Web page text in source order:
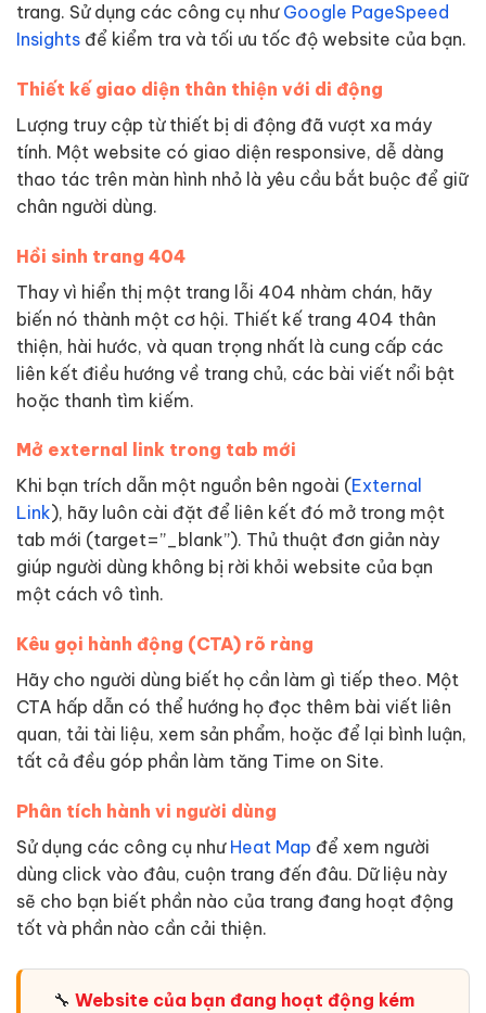
trang. Sử dụng các công cụ như Google PageSpeed
Insights để kiểm tra và tối ưu tốc độ website của bạn.
Thiết kế giao diện thân thiện với di động
Lượng truy cập từ thiết bị di động đã vượt xa máy
tính. Một website có giao diện responsive, dễ dàng
thao tác trên màn hình nhỏ là yêu cầu bắt buộc để giữ
chân người dùng.
Hồi sinh trang 404
Thay vì hiển thị một trang lỗi 404 nhàm chán, hãy
biến nó thành một cơ hội. Thiết kế trang 404 thân
thiện, hài hước, và quan trọng nhất là cung cấp các
liên kết điều hướng về trang chủ, các bài viết nổi bật
hoặc thanh tìm kiếm.
Mở external link trong tab mới
Khi bạn trích dẫn một nguồn bên ngoài (External
Link), hãy luôn cài đặt để liên kết đó mở trong một
tab mới (target=”_blank”). Thủ thuật đơn giản này
giúp người dùng không bị rời khỏi website của bạn
một cách vô tình.
Kêu gọi hành động (CTA) rõ ràng
Hãy cho người dùng biết họ cần làm gì tiếp theo. Một
CTA hấp dẫn có thể hướng họ đọc thêm bài viết liên
quan, tải tài liệu, xem sản phẩm, hoặc để lại bình luận,
tất cả đều góp phần làm tăng Time on Site.
Phân tích hành vi người dùng
Sử dụng các công cụ như Heat Map để xem người
dùng click vào đâu, cuộn trang đến đâu. Dữ liệu này
sẽ cho bạn biết phần nào của trang đang hoạt động
tốt và phần nào cần cải thiện.
🔧 Website của bạn đang hoạt động kém